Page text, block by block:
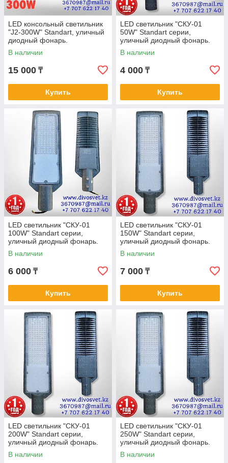
LED консольный светильник
"J2-300W" Standart, уличный
диодный фонарь.
Консольный светодиодный
светильник 200Вт
В наличии
15 000 ₸
Купить
LED светильник "СКУ-01
50W" Standart серии,
уличный диодный фонарь.
Светодиодный светильник
50W для освещения.
В наличии
4 000 ₸
Купить
LED светильник "СКУ-01
100W" Standart серии,
уличный диодный фонарь.
Консольный светодиодный
светильник 100Вт
В наличии
6 000 ₸
Купить
LED светильник "СКУ-01
150W" Standart серии,
уличный диодный фонарь.
Консольный светодиодный
светильник 150Вт
В наличии
7 000 ₸
Купить
LED светильник "СКУ-01
200W" Standart серии,
уличный диодный фонарь.
Консольный светодиодный
светильник 200Вт
В наличии
LED светильник "СКУ-01
250W" Standart серии,
уличный диодный фонарь.
Консольный светодиодный
светильник 250Вт
В наличии